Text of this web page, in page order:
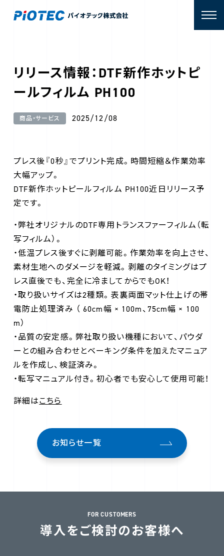
リリース情報：DTF新作ホットピ
ールフィルム PH100
商品・サービス 2025/12/08
プレス後『0秒』でプリント完成。時間短縮＆作業効率
大幅アップ。
DTF新作ホットピールフィルム PH100近日リリース予
定です。
・弊社オリジナルのDTF専用トランスファーフィルム（転
写フィルム）。
・低温プレス後すぐに剥離可能。作業効率を向上させ、
素材生地へのダメージを軽減。剥離のタイミングはプ
レス直後でも、完全に冷ましてからでもOK！
・取り扱いサイズは2種類。表裏両面マット仕上げの帯
電防止処理済み （ 60cm幅 × 100m、75cm幅 × 100
m）
・品質の安定感。弊社取り扱い機種において、パウダ
ーとの組み合わせとベーキング条件を加えたマニュア
ルを作成し、検証済み。
・転写マニュアル付き。初心者でも安心して使用可能！
詳細はこちら
お知らせ一覧
FOR CUSTOMERS
導入をご検討のお客様へ